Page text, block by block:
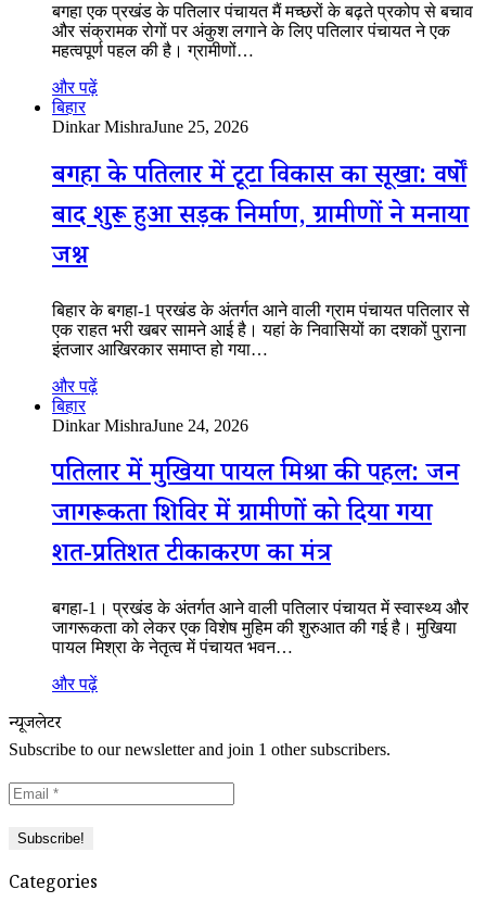
बगहा एक प्रखंड के पतिलार पंचायत मैं मच्छरों के बढ़ते प्रकोप से बचाव
और संक्रामक रोगों पर अंकुश लगाने के लिए पतिलार पंचायत ने एक
महत्वपूर्ण पहल की है। ग्रामीणों…
और पढ़ें
बिहार
Dinkar MishraJune 25, 2026
बगहा के पतिलार में टूटा विकास का सूखा: वर्षों
बाद शुरू हुआ सड़क निर्माण, ग्रामीणों ने मनाया
जश्न
बिहार के बगहा-1 प्रखंड के अंतर्गत आने वाली ग्राम पंचायत पतिलार से
एक राहत भरी खबर सामने आई है। यहां के निवासियों का दशकों पुराना
इंतजार आखिरकार समाप्त हो गया…
और पढ़ें
बिहार
Dinkar MishraJune 24, 2026
पतिलार में मुखिया पायल मिश्रा की पहल: जन
जागरूकता शिविर में ग्रामीणों को दिया गया
शत-प्रतिशत टीकाकरण का मंत्र
बगहा-1। प्रखंड के अंतर्गत आने वाली पतिलार पंचायत में स्वास्थ्य और
जागरूकता को लेकर एक विशेष मुहिम की शुरुआत की गई है। मुखिया
पायल मिश्रा के नेतृत्व में पंचायत भवन…
और पढ़ें
न्यूजलेटर
Subscribe to our newsletter and join 1 other subscribers.
Categories